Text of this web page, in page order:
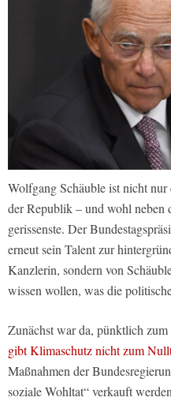
Wolfgang Schäuble ist nicht
der Republik – und wohl neben
gerissenste. Der
erneut sein Talent zur
Kanzlerin, sondern von
wissen wollen, was die
Zunächst war da, pünktlich
gibt Klimaschutz nicht zum
Maßnahmen der
soziale Wohltat“ verkauft